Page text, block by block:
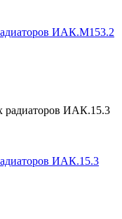
ИАК.М153.2
ИАК.15.3